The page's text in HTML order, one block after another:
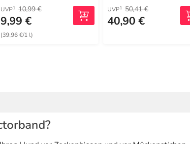
UVP1 10,99 €
9,99 €
(39,96 €/1 l)
UVP1 50,41 €
40,90 €